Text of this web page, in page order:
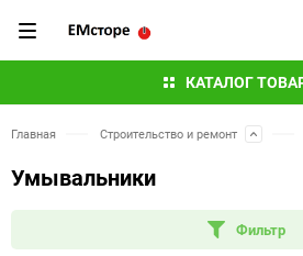
КАТАЛОГ
Главная Строительство и ремонт
Умывальники
Фильтр